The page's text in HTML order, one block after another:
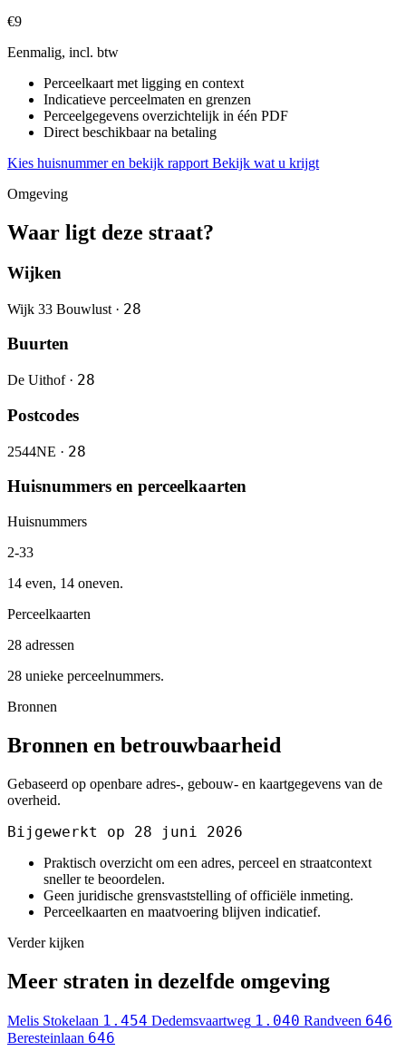
€9
Eenmalig, incl. btw
Perceelkaart met ligging en context
Indicatieve perceelmaten en grenzen
Perceelgegevens overzichtelijk in één PDF
Direct beschikbaar na betaling
Kies huisnummer en bekijk rapport Bekijk wat u krijgt
Omgeving
Waar ligt deze straat?
Wijken
Wijk 33 Bouwlust · 28
Buurten
De Uithof · 28
Postcodes
2544NE · 28
Huisnummers en perceelkaarten
Huisnummers
2-33
14 even, 14 oneven.
Perceelkaarten
28 adressen
28 unieke perceelnummers.
Bronnen
Bronnen en betrouwbaarheid
Gebaseerd op openbare adres-, gebouw- en kaartgegevens van de
overheid.
Bijgewerkt op 28 juni 2026
Praktisch overzicht om een adres, perceel en straatcontext
sneller te beoordelen.
Geen juridische grensvaststelling of officiële inmeting.
Perceelkaarten en maatvoering blijven indicatief.
Verder kijken
Meer straten in dezelfde omgeving
Melis Stokelaan 1.454 Dedemsvaartweg 1.040 Randveen 646
Beresteinlaan 646